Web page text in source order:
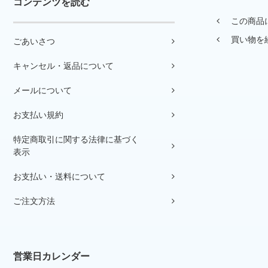
ごあいさつ
キャンセル・返品について
メールについて
お支払い規約
特定商取引に関する法律に基づく
表示
お支払い・送料について
ご注文方法
営業日カレンダー
この商品
買い物を